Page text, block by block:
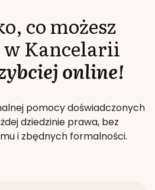
co możesz
w Kancelarii
online!
pomocy doświadczonych
dziedzinie prawa, bez
i zbędnych formalności.